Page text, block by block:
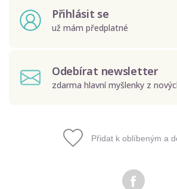
Přihlásit se
už mám předplatné
Odebírat newsletter
zdarma hlavní myšlenky z
Odeslat
Přidat k oblíbeným a